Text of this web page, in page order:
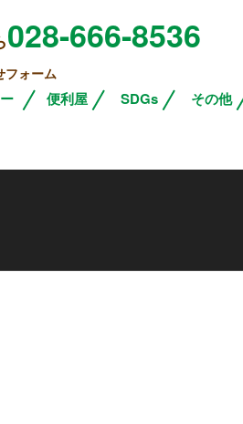
028-666-8536
フォーム
便利屋 SDGs その他